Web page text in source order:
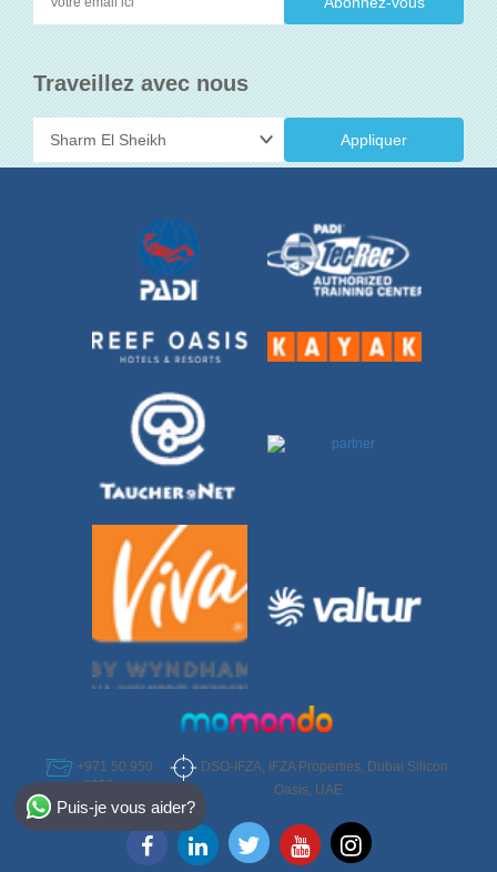
Traveillez avec nous
Appliquer
+971 50 950
6952
DSO-IFZA, IFZA Properties, Dubai Silicon
Oasis, UAE
Puis-je vous aider?
Select Destination
Egypt